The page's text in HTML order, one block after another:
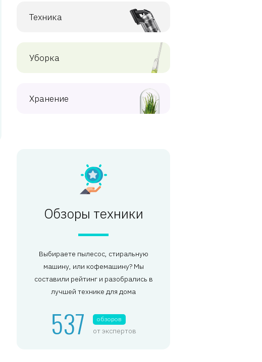
Техника
Уборка
Хранение
Обзоры техники
Выбираете пылесос, стиральную
машину, или кофемашину? Мы
составили рейтинг и разобрались в
лучшей технике для дома
537 обзоров
от экспертов